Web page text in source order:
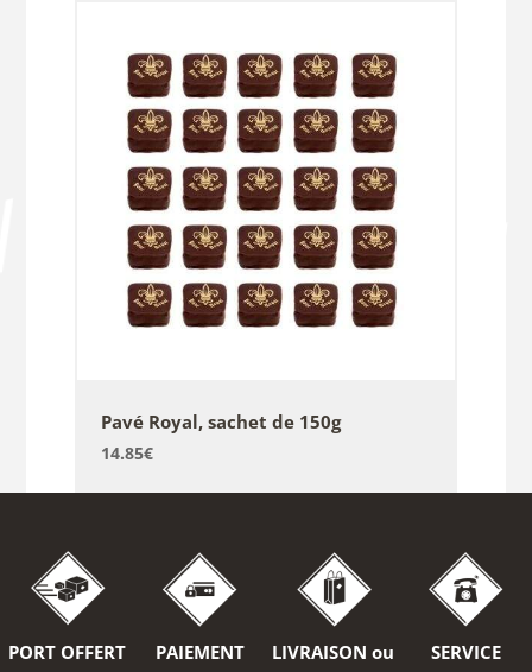
Pavé Royal, sachet de 150g
14.85€
PORT OFFERT
PAIEMENT
LIVRAISON ou
SERVICE